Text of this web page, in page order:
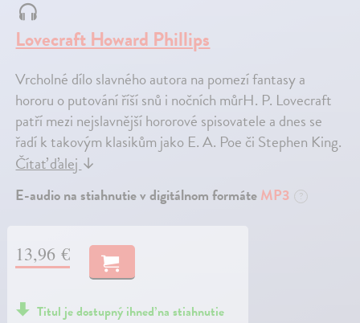
Lovecraft Howard Phillips
Vrcholné dílo slavného autora na pomezí fantasy a
hororu o putování říší snů i nočních můrH. P. Lovecraft
patří mezi nejslavnější hororové spisovatele a dnes se
řadí k takovým klasikům jako E. A. Poe či Stephen King.
Čítať ďalej↓
E-audio na stiahnutie v digitálnom formáteMP3 ?
13,96 €
Titul je dostupný ihneď na stiahnutie